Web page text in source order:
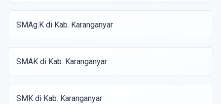
SMAg.K di Kab. Karanganyar
SMAK di Kab. Karanganyar
SMK di Kab. Karanganyar